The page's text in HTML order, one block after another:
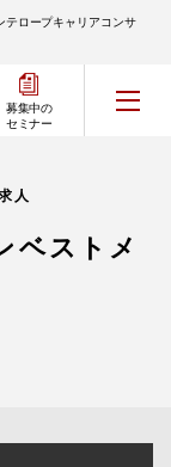
ロープキャリアコンサ
募集中の
セミナー
人
ベストメ